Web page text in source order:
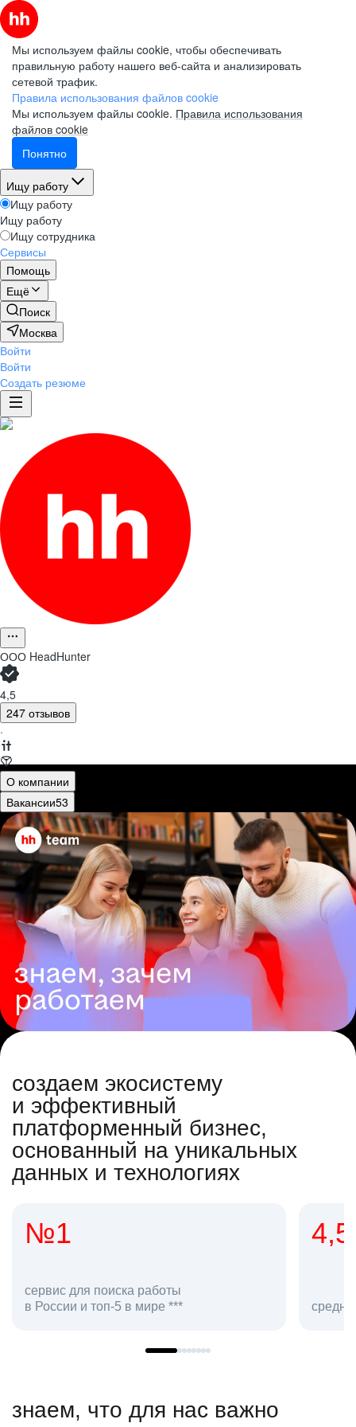
Мы используем файлы cookie, чтобы обеспечивать
правильную работу нашего веб-сайта и анализировать
сетевой трафик.
Правила использования файлов cookie
Мы используем файлы cookie. Правила использования
файлов cookie
Понятно
Ищу работу
Ищу работу
Ищу работу
Ищу сотрудника
Сервисы
Помощь
Ещё
Поиск
Москва
Войти
Войти
Создать резюме
ООО HeadHunter
4,5
247 отзывов
·
О компании
Вакансии53
создаем экосистему
и эффективный
платформенный бизнес,
основанный на уникальных
данных и технологиях
4,5
средняя оценка hh.ru как работодателя **
в hh.ru
знаем, что для нас важно